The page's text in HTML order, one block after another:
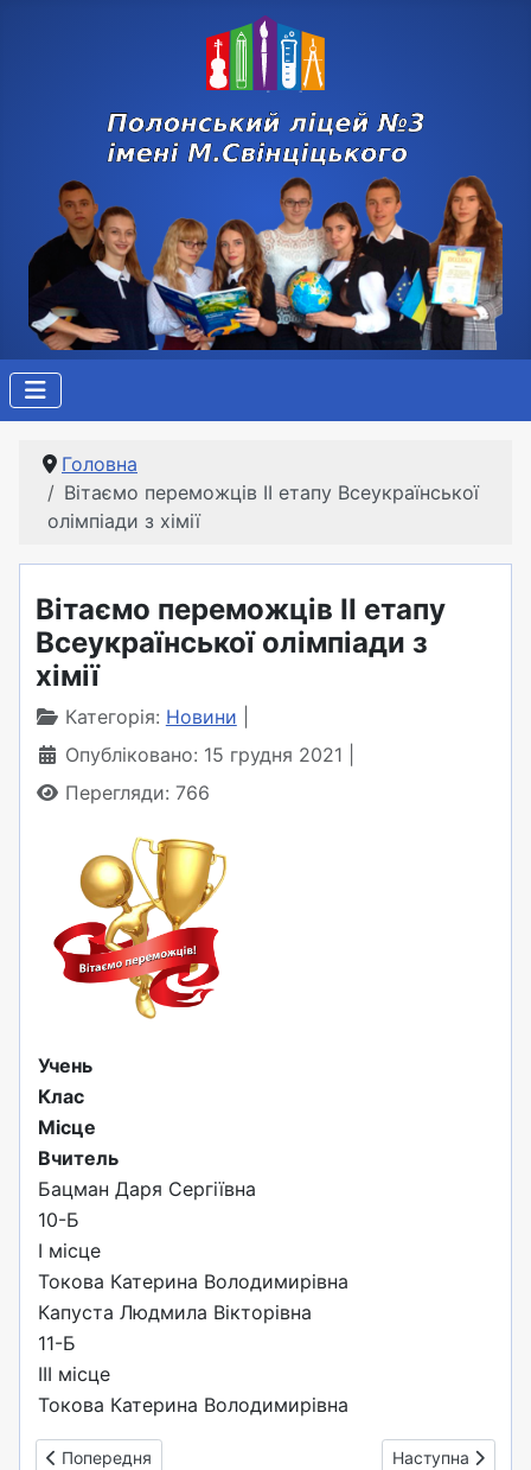
Головна
Вітаємо переможців ІІ етапу Всеукраїнської
олімпіади з хімії
Вітаємо переможців ІІ етапу
Всеукраїнської олімпіади з
хімії
Категорія: Новини
Опубліковано: 15 грудня 2021
Перегляди: 766
Учень
Клас
Місце
Вчитель
Бацман Даря Сергіївна
10-Б
І місце
Токова Катерина Володимирівна
Капуста Людмила Вікторівна
11-Б
ІІІ місце
Токова Катерина Володимирівна
Попередня стаття: Вітаємо переможців ІІ етапу олімпіади
Попередня Наступна
Наступна